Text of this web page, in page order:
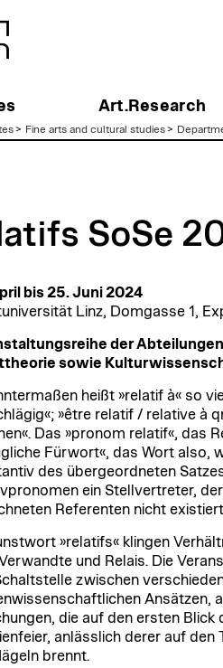
Art.Research
> Fine arts and cultural studies>
SoSe
bis 25. Juni 2024
Linz, Domgasse 1,
der
sowie
heißt »relatif à« so
»être relatif / relative à
Das »pronom relatif«, das
Fürwort«, das Wort also,
des übergeordneten
ein Stellvertreter,
Referenten nicht
»relatifs« klingen
und Relais. Die
zwischen
Ansätzen,
die auf den ersten Blick
anlässlich derer auf
brennt.